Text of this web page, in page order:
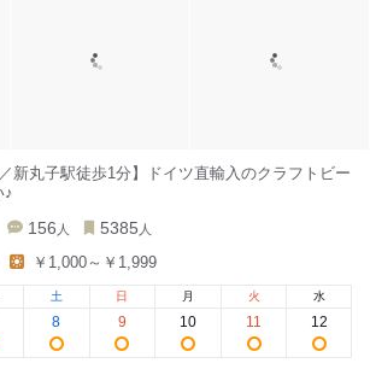
新丸子駅徒歩1分】ドイツ直輸入のクラフトビー
♪
156 人 5385 人
￥1,000～￥1,999
土
8
日
9
月
10
火
11
水
12